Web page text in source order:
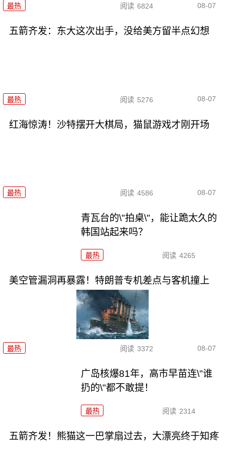
最热 阅读 6824 08-07
五箭齐发：东大这次出手，没给美方留半点幻想
最热 阅读 5276 08-07
红海惊涛！沙特摆开大棋局，猫鼠游戏才刚开场
最热 阅读 4586 08-07
青瓦台的\"拍桌\"，能让跪太久的
韩国站起来吗？
最热 阅读 4265
美空管漏洞再暴露！特朗普专机差点与客机撞上
最热 阅读 3372 08-07
广岛核爆81年，高市早苗连\"谁
扔的\"都不敢提！
最热 阅读 2314
五箭齐发！熊猫这一巴掌扇过去，大漂亮终于知疼